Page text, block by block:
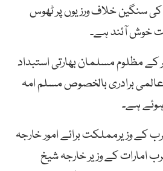
سنگین خلاف ورزیوں پر ٹھوس
خوش آئند ہے۔
مظلوم مسلمان بھارتی استبداد
برادری بالخصوص مسلم امہ
ہے۔
کے وزیرمملکت برائے امور خارجہ
امارات کے وزیر خارجہ شيخ